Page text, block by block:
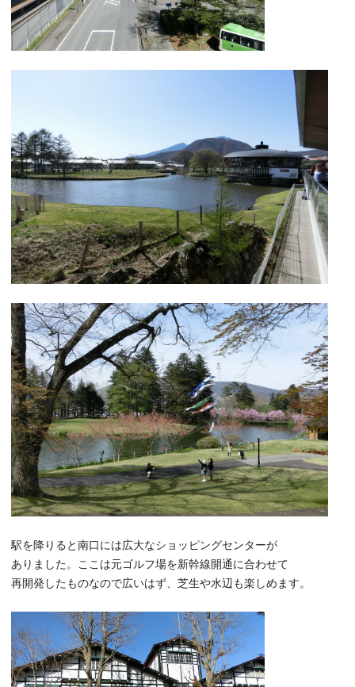
駅を降りると南口には広大なショッピングセンターが
ありました。ここは元ゴルフ場を新幹線開通に合わせて
再開発したものなので広いはず、芝生や水辺も楽しめます。